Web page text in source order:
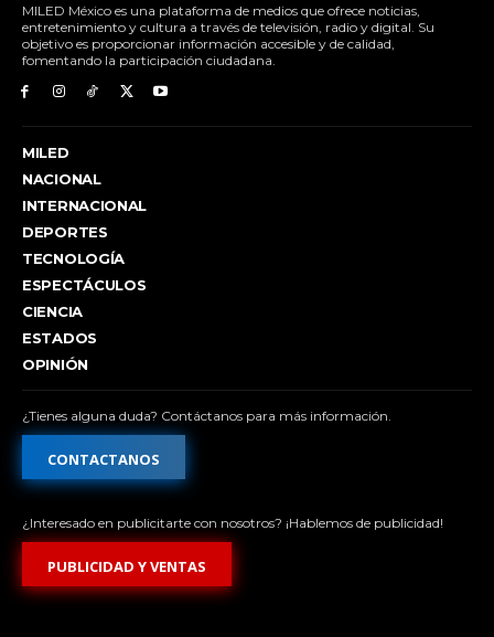
MILED México es una plataforma de medios que ofrece noticias,
entretenimiento y cultura a través de televisión, radio y digital. Su
objetivo es proporcionar información accesible y de calidad,
fomentando la participación ciudadana.
MILED
NACIONAL
INTERNACIONAL
DEPORTES
TECNOLOGÍA
ESPECTÁCULOS
CIENCIA
ESTADOS
OPINIÓN
¿Tienes alguna duda? Contáctanos para más información.
CONTACTANOS
¿Interesado en publicitarte con nosotros? ¡Hablemos de publicidad!
PUBLICIDAD Y VENTAS